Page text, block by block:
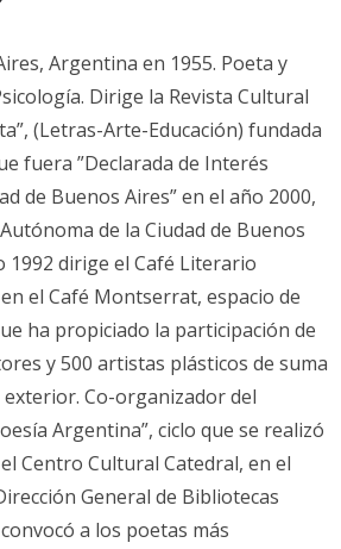
Argentina en 1955. Poeta y
Dirige la Revista Cultural
(Letras-Arte-Educación) fundada
fuera ”Declarada de Interés
de Buenos Aires” en el año 2000,
de la Ciudad de Buenos
1992 dirige el Café Literario
el Café Montserrat, espacio de
ha propiciado la participación de
y 500 artistas plásticos de suma
exterior. Co-organizador del
Argentina”, ciclo que se realizó
Centro Cultural Catedral, en el
General de Bibliotecas
a los poetas más